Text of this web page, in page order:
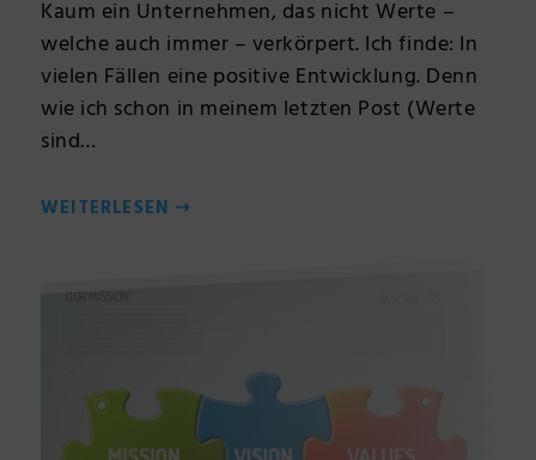
Kaum ein Unternehmen, das nicht Werte –
welche auch immer – verkörpert. Ich finde: In
vielen Fällen eine positive Entwicklung. Denn
wie ich schon in meinem letzten Post (Werte
sind…
WEITERLESEN ⇢